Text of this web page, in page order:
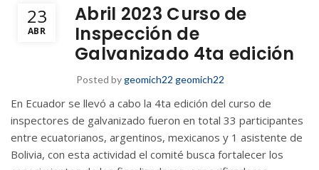
23
ABR
Abril 2023 Curso de
Inspección de
Galvanizado 4ta edición
Posted bygeomich22 geomich22
En Ecuador se llevó a cabo la 4ta edición del curso de
inspectores de galvanizado fueron en total 33 participantes
entre ecuatorianos, argentinos, mexicanos y 1 asistente de
Bolivia, con esta actividad el comité busca fortalecer los